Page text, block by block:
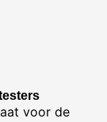
voor de